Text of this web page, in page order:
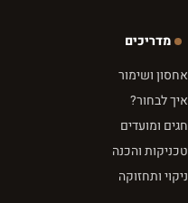
מדריכים
אחסון ושימור
איך לבחור?
חגים ומועדים
טכניקות והכנה
ניקוי ותחזוקה